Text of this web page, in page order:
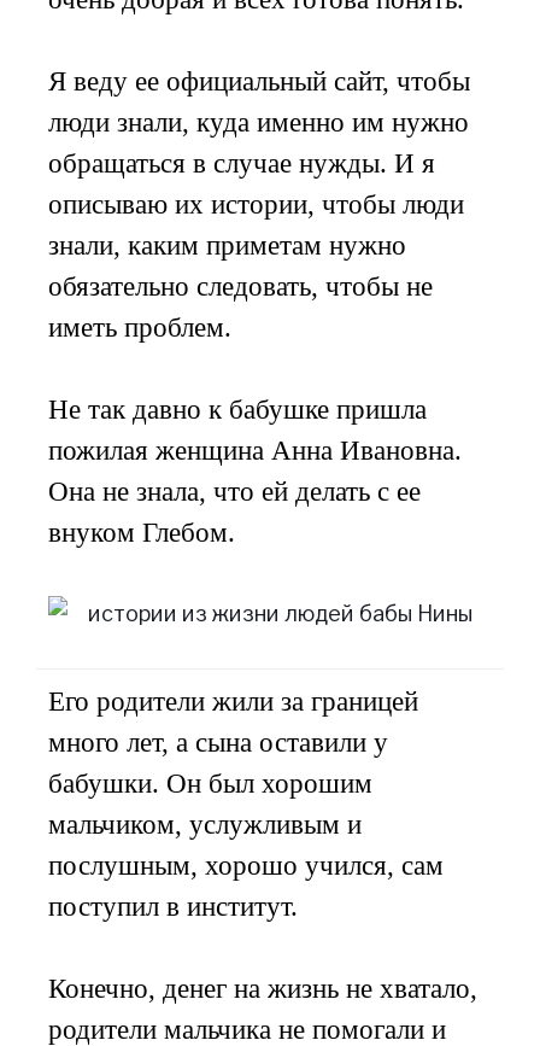
Я веду ее официальный сайт, чтобы
люди знали, куда именно им нужно
обращаться в случае нужды. И я
описываю их истории, чтобы люди
знали, каким приметам нужно
обязательно следовать, чтобы не
иметь проблем.
Не так давно к бабушке пришла
пожилая женщина Анна Ивановна.
Она не знала, что ей делать с ее
внуком Глебом.
Его родители жили за границей
много лет, а сына оставили у
бабушки. Он был хорошим
мальчиком, услужливым и
послушным, хорошо учился, сам
поступил в институт.
Конечно, денег на жизнь не хватало,
родители мальчика не помогали и